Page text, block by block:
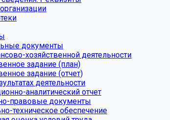
документы
хозяйственной деятельности
задание (план)
задание (отчет)
деятельности
аналитический отчет
правовые документы
техническое обеспечение